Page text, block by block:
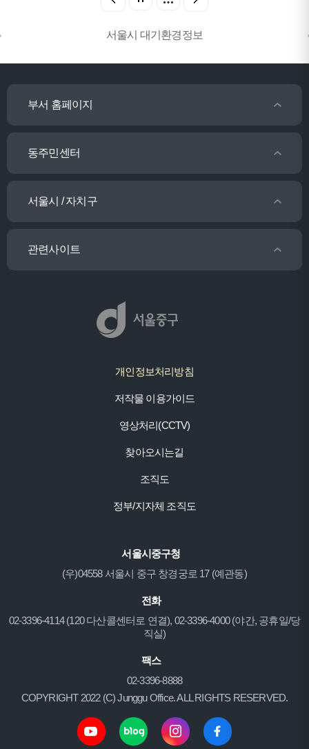
서울시 대기환경정보
부서 홈페이지
동주민센터
서울시 / 자치구
관련사이트
개인정보처리방침
저작물 이용가이드
영상처리(CCTV)
찾아오시는길
조직도
정부/지자체 조직도
서울시중구청
(우)04558 서울시 중구 창경궁로 17 (예관동)
전화
02-3396-4114 (120 다산콜센터로 연결), 02-3396-4000 (야간, 공휴일/당
직실)
팩스
02-3396-8888
COPYRIGHT 2022 (C) Junggu Office. ALL RIGHTS RESERVED.